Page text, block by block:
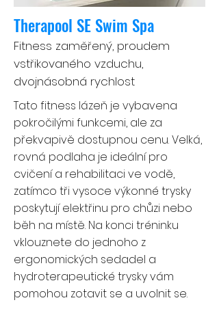
Therapool SE Swim Spa
Fitness zaměřený, proudem
vstřikovaného vzduchu,
dvojnásobná rychlost
Tato fitness lázeň je vybavena
pokročilými funkcemi, ale za
překvapivě dostupnou cenu. Velká,
rovná podlaha je ideální pro
cvičení a rehabilitaci ve vodě,
zatímco tři vysoce výkonné trysky
poskytují elektřinu pro chůzi nebo
běh na místě. Na konci tréninku
vklouznete do jednoho z
ergonomických sedadel a
hydroterapeutické trysky vám
pomohou zotavit se a uvolnit se.